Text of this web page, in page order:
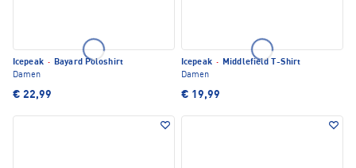
Icepeak · Bayard Poloshirt
Damen
€ 22,99
Icepeak · Middlefield T-Shirt
Damen
€ 19,99